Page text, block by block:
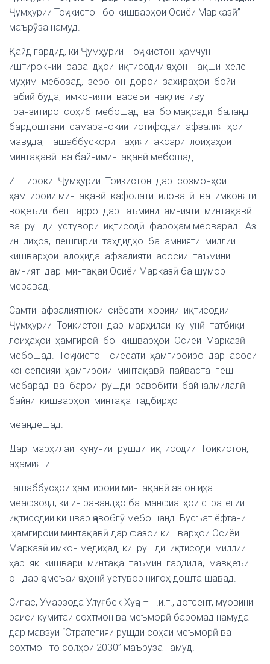
Ҷумҳурии Тоҷикистон бо кишварҳои Осиёи Марказӣ”
маърӯза намуд.
Қайд гардид, ки Ҷумҳурии Тоҷикистон ҳамчун
иштирокчии равандҳои иқтисодии ҷаҳон нақши хеле
муҳим мебозад, зеро он дорои захираҳои бойи
табиӣ буда, имконияти васеъи нақлиётиву
транзитиро соҳиб мебошад ва бо мақсади баланд
бардоштани самаранокии истифодаи афзалиятҳои
мавҷуда, ташаббускори таҳияи аксари лоиҳаҳои
минтақавӣ ва байниминтақавӣ мебошад.
Иштироки Ҷумҳурии Тоҷикистон дар созмонҳои
ҳамгироии минтақавӣ кафолати иловагӣ ва имконяти
воқеъии бештарро дар таъмини амнияти минтақавӣ
ва рушди устувори иқтисодӣ фароҳам меоварад. Аз
ин лиҳоз, пешгирии таҳдидҳо ба амнияти миллии
кишварҳои алоҳида афзалияти асосии таъмини
амният дар минтақаи Осиёи Марказӣ ба шумор
меравад.
Самти афзалиятноки сиёсати хориҷии иқтисодии
Ҷумҳурии Тоҷикистон дар марҳилаи кунунӣ татбиқи
лоиҳаҳои ҳамгироӣ бо кишварҳои Осиёи Марказӣ
мебошад. Тоҷикистон сиёсати ҳамгироиро дар асоси
консепсияи ҳамгироии минтақавӣ пайваста пеш
мебарад ва барои рушди равобити байналмилалӣ
байни кишварҳои минтақа тадбирҳо
меандешад.
Дар марҳилаи кунунии рушди иқтисодии Тоҷикистон,
аҳамияти
ташаббусҳои ҳамгироии минтақавӣ аз он ҷиҳат
меафзояд, ки ин равандҳо ба манфиатҳои стратегии
иқтисодии кишвар ҷавобгӯ мебошанд. Вусъат ёфтани
ҳамгироии минтақавӣ дар фазои кишварҳои Осиёи
Марказӣ имкон медиҳад, ки рушди иқтисоди миллии
ҳар як кишвари минтақа таъмин гардида, мавқеъи
он дар ҷомеъаи ҷаҳонӣ устувор нигоҳ дошта шавад.
Сипас, Умарзода Улуғбек Хуҷа – н.и.т., дотсент, муовини
раиси кумитаи сохтмон ва меъморӣ баромад намуда
дар мавзуи “Стратегияи рушди соҳаи меъморӣ ва
сохтмон то солҳои 2030” маъруза намуд.